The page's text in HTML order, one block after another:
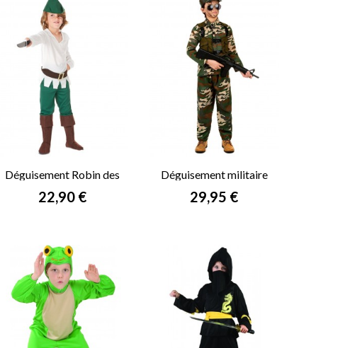
Déguisement Robin des
bois garçon
Prix
22,90 €
Déguisement militaire
garçon
Prix
29,95 €